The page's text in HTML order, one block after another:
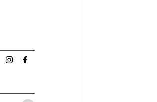
El País Brasil en Twitter
Internacional El País Brasil en Instagram
Internacional El País Brasil en Facebook